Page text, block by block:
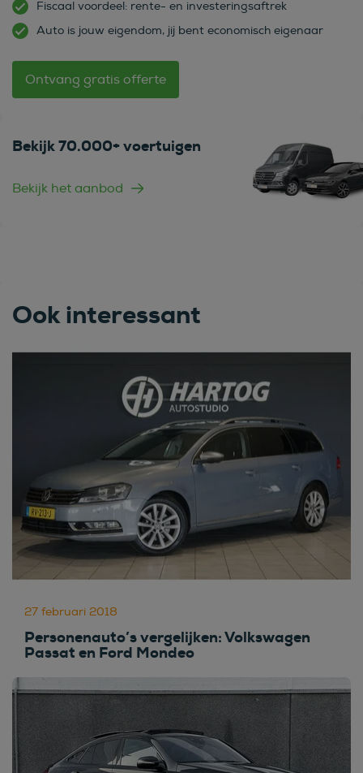
Fiscaal voordeel: rente- en investeringsaftrek
Auto is jouw eigendom, jij bent economisch eigenaar
Ontvang gratis offerte
Bekijk 70.000+ voertuigen
Bekijk het aanbod
Ook interessant
27 februari 2018
Personenauto’s vergelijken: Volkswagen
Passat en Ford Mondeo